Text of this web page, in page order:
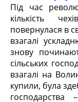
Під час
кількість
повернулася в
взагалі
знову
сільських
взагалі на
купили, була